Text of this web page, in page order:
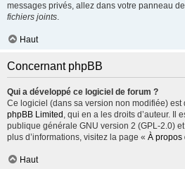
messages privés, allez dans votre panneau
fichiers joints.
Haut
Concernant phpBB
Qui a développé ce logiciel de forum ?
Ce logiciel (dans sa version non modifiée)
phpBB Limited , qui en a les droits d’auteur. Il
publique générale GNU version 2 (GPL-2.0)
plus d’informations, visitez la page « À propos
Haut